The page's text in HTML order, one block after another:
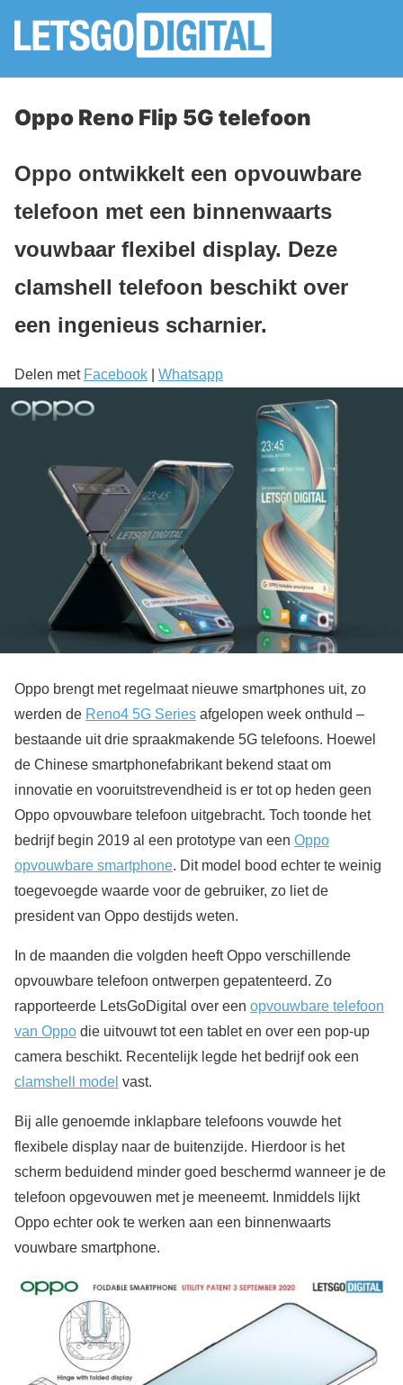
Oppo Reno Flip 5G telefoon
Oppo ontwikkelt een opvouwbare
telefoon met een binnenwaarts
vouwbaar flexibel display. Deze
clamshell telefoon beschikt over
een ingenieus scharnier.
Delen met Facebook Whatsapp
Oppo brengt met regelmaat nieuwe smartphones uit, zo
werden de Reno4 5G Series afgelopen week onthuld –
bestaande uit drie spraakmakende 5G telefoons. Hoewel
de Chinese smartphonefabrikant bekend staat om
innovatie en vooruitstrevendheid is er tot op heden geen
Oppo opvouwbare telefoon uitgebracht. Toch toonde het
bedrijf begin 2019 al een prototype van een Oppo
opvouwbare smartphone. Dit model bood echter te weinig
toegevoegde waarde voor de gebruiker, zo liet de
president van Oppo destijds weten.
In de maanden die volgden heeft Oppo verschillende
opvouwbare telefoon ontwerpen gepatenteerd. Zo
rapporteerde LetsGoDigital over een opvouwbare telefoon
van Oppo die uitvouwt tot een tablet en over een pop-up
camera beschikt. Recentelijk legde het bedrijf ook een
clamshell model vast.
Bij alle genoemde inklapbare telefoons vouwde het
flexibele display naar de buitenzijde. Hierdoor is het
scherm beduidend minder goed beschermd wanneer je de
telefoon opgevouwen met je meeneemt. Inmiddels lijkt
Oppo echter ook te werken aan een binnenwaarts
vouwbare smartphone.